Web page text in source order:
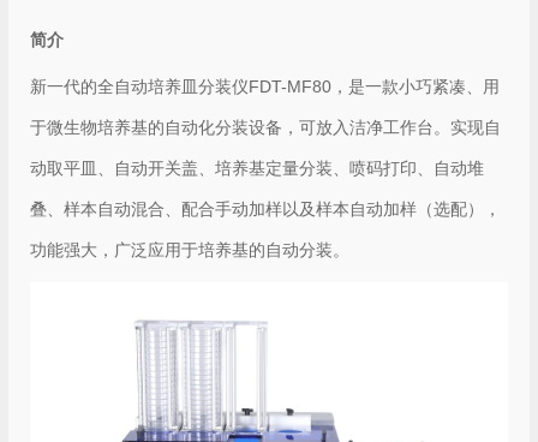
简介
新一代的全自动培养皿分装仪FDT-MF80，是一款小巧紧凑、用
于微生物培养基的自动化分装设备，可放入洁净工作台。实现自
动取平皿、自动开关盖、培养基定量分装、喷码打印、自动堆
叠、样本自动混合、配合手动加样以及样本自动加样（选配），
功能强大，广泛应用于培养基的自动分装。